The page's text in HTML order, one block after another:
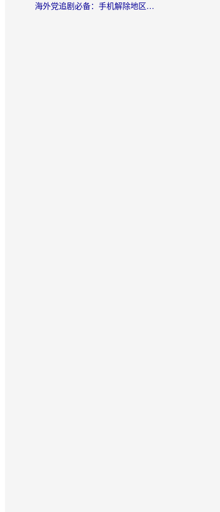
海外党追剧必备：手机解除地区限制app怎么选？解决央视视频&国内剧地区限制全指南